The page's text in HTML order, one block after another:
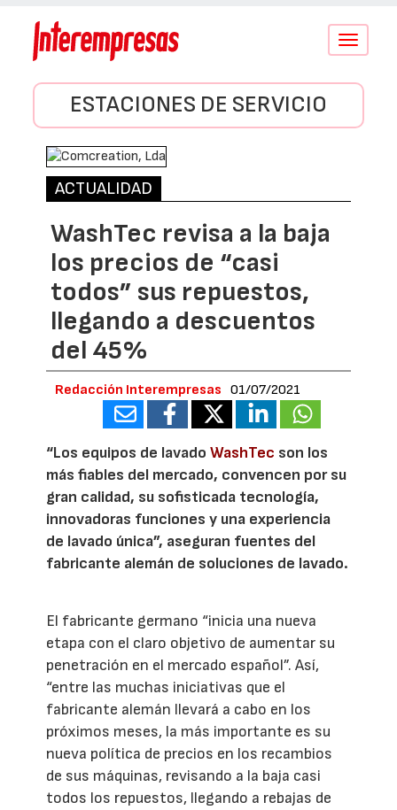
Conmutar
ESTACIONES DE SERVICIO
ACTUALIDAD
WashTec revisa a la baja
los precios de “casi
todos” sus repuestos,
llegando a descuentos
del 45%
Redacción Interempresas 01/07/2021
“Los equipos de lavadoWashTec son los
más fiables del mercado, convencen por su
gran calidad, su sofisticada tecnología,
innovadoras funciones y una experiencia
de lavado única”, aseguran fuentes del
fabricante alemán de soluciones de lavado.
El fabricante germano “inicia una nueva
etapa con el claro objetivo de aumentar su
penetración en el mercado español”. Así,
“entre las muchas iniciativas que el
fabricante alemán llevará a cabo en los
próximos meses, la más importante es su
nueva política de precios en los recambios
de sus máquinas, revisando a la baja casi
todos los repuestos, llegando a rebajas de